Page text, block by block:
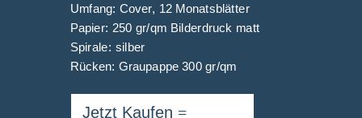
Umfang: Cover, 12 Monatsblätter
Papier: 250 gr/qm Bilderdruck matt
Spirale: silber
Rücken: Graupappe 300 gr/qm
Jetzt Kaufen